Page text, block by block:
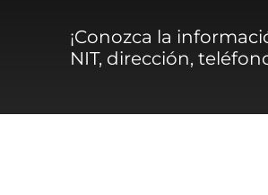
¡Conozca la
NIT, dirección,